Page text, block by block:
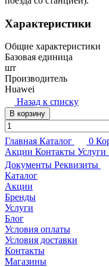
Характеристики
Общие характеристики
Базовая единица
шт
Производитель
Huawei
Назад к списку
В корзину
Главная Каталог 0
Акции Контакты Услуги
Документы Реквизиты
Каталог
Акции
Бренды
Услуги
Блог
Условия оплаты
Условия доставки
Контакты
Магазины